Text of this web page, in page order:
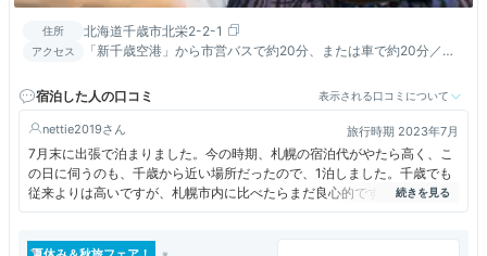
住所 北海道千歳市北栄2-2-1
アクセス
「新千歳空港」から市営バスで約20分、または車で約20分／
宿泊した人の口コミ
表示される口コミについて
nettie2019 旅行時期 2023年7月
7月末に出張で泊まりました。今の時期、札幌の宿泊代がやたら高く、こ
の日に伺うのも、千歳から近い場所だったので、1泊しました。千歳でも
従来よりは高いですが、札幌市内に比べたらまだ良心的です。ちなみに、
ANA SFC会員プランで予約したので、朝食無料やお部屋のアップグレ
アツインにしていただけました）